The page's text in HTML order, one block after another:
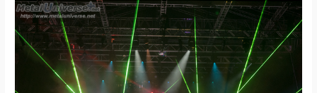
23:06:22
–
The
Australian